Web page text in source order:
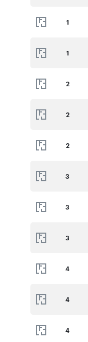
1
1
2
2
2
3
3
3
4
4
4